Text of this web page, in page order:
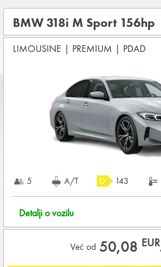
OSNOVNI PAKET
(THW)
Koji su osnovni uslovi za najam vozila?
DEPOZIT NA KREDITNOJ
1.800,00 EUR + iznosa najma
KOMPLETNI
BMW 318i M Sport 156hp
LIMOUSINE | PREMIUM | PDAD
5 A/T 143
Detalji o vozilu
Već od 50,08 EUR